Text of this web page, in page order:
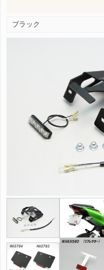
ブラック